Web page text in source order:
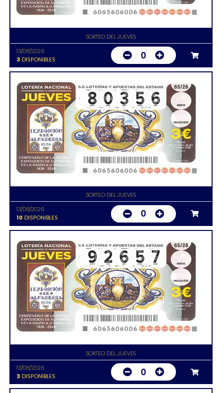
SORTEO DEL JUEVES
13/08/2026
3 DISPONIBLES 0
SORTEO DEL JUEVES
13/08/2026
10 DISPONIBLES 0
SORTEO DEL JUEVES
13/08/2026
3 DISPONIBLES 0